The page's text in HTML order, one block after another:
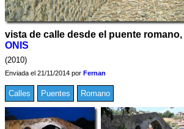
vista de calle desde el puente romano,
ONIS
(2010)
Enviada el 21/11/2014 por Fernan
Calles Puentes Romano